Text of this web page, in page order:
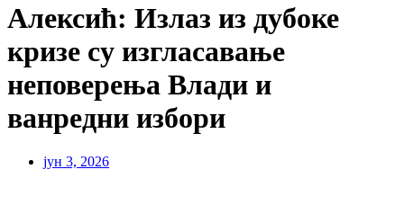
Алексић: Излаз из дубоке
кризе су изгласавање
неповерења Влади и
ванредни избори
јун 3, 2026